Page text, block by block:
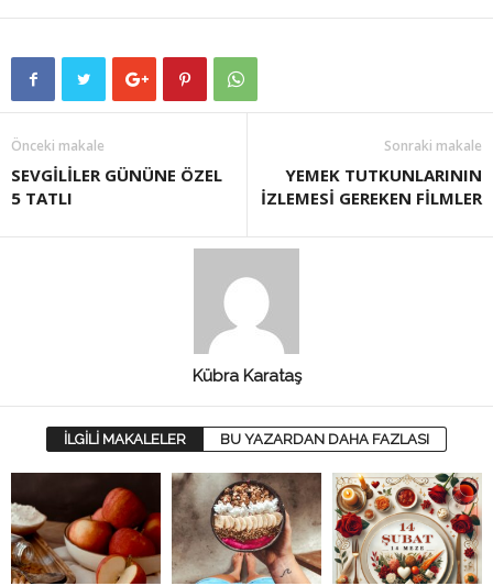
Önceki makale
SEVGİLİLER GÜNÜNE ÖZEL
5 TATLI
Sonraki makale
YEMEK TUTKUNLARININ
İZLEMESİ GEREKEN FİLMLER
Kübra Karataş
İLGİLİ MAKALELER BU YAZARDAN DAHA FAZLASI